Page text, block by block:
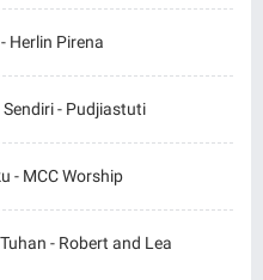
Herlin Pirena
- Pudjiastuti
- MCC Worship
- Robert and Lea